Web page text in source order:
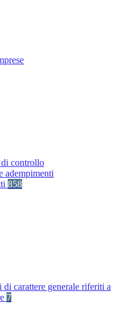
controllo
adempimenti
858
carattere generale riferiti a
7